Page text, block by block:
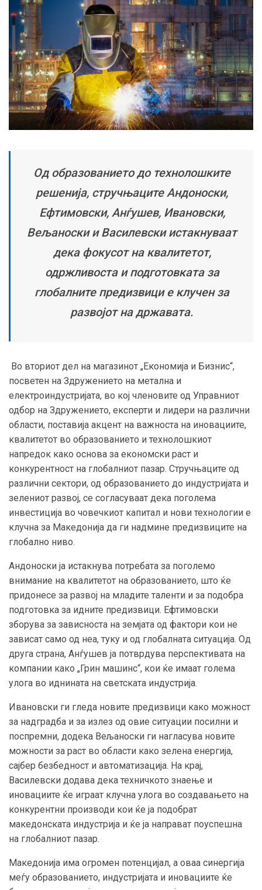
Од образованието до технолошките
решенија, стручњаците Андоноски,
Ефтимовски, Анѓушев, Ивановски,
Вељаноски и Василевски истакнуваат
дека фокусот на квалитетот,
одржливоста и подготовката за
глобалните предизвици е клучен за
развојот на државата.
Во вториот дел на магазинот „Економија и Бизнис“,
посветен на Здружението на метална и
електроиндустријата, во кој членовите од Управниот
одбор на Здружението, експерти и лидери на различни
области, поставија акцент на важноста на иновациите,
квалитетот во образованието и технолошкиот
напредок како основа за економски раст и
конкурентност на глобалниот пазар. Стручњаците од
различни сектори, од образованието до индустријата и
зелениот развој, се согласуваат дека поголема
инвестиција во човечкиот капитал и нови технологии е
клучна за Македонија да ги надмине предизвиците на
глобално ниво.
Андоноски ја истакнува потребата за поголемо
внимание на квалитетот на образованието, што ќе
придонесе за развој на младите таленти и за подобра
подготовка за идните предизвици. Ефтимовски
зборува за зависноста на земјата од фактори кои не
зависат само од неа, туку и од глобалната ситуација. Од
друга страна, Анѓушев ја потврдува перспективата на
компании како „Грин машинс“, кои ќе имаат голема
улога во иднината на светската индустрија.
Ивановски ги гледа новите предизвици како можност
за надградба и за излез од овие ситуации посилни и
поспремни, додека Вељаноски ги нагласува новите
можности за раст во области како зелена енергија,
сајбер безбедност и автоматизација. На крај,
Василевски додава дека техничкото знаење и
иновациите ќе играат клучна улога во создавањето на
конкурентни производи кои ќе ја подобрат
македонската индустрија и ќе ја направат поуспешна
на глобалниот пазар.
Македонија има огромен потенцијал, а оваа синергија
меѓу образованието, индустријата и иновациите ќе